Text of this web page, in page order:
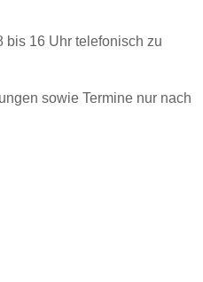
bis 16 Uhr telefonisch zu
sowie Termine nur nach